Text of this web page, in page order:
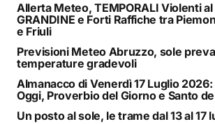
Allerta Meteo, TEMPORALI Violenti
GRANDINE e Forti Raffiche tra
e Friuli
Previsioni Meteo Abruzzo, sole
temperature gradevoli
Almanacco di Venerdì 17 Luglio
Oggi, Proverbio del Giorno e Santo
Un posto al sole, le trame dal 13 al 17